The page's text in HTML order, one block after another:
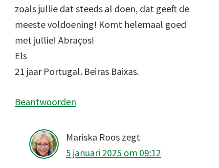
zoals jullie dat steeds al doen, dat geeft de
meeste voldoening! Komt helemaal goed
met jullie! Abraços!
Els
21 jaar Portugal. Beiras Baixas.
Beantwoorden
Mariska Roos zegt
5 januari 2025 om 09:12